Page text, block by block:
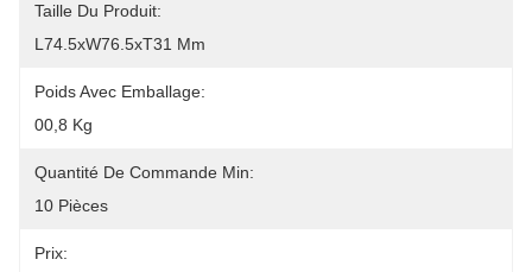
Taille Du Produit:
L74.5xW76.5xT31 Mm
Poids Avec Emballage:
00,8 Kg
Quantité De Commande Min:
10 Pièces
Prix: